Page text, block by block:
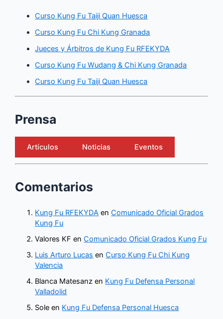
Curso Kung Fu Taiji Quan Huesca
Curso Kung Fu Chi Kung Granada
Jueces y Árbitros de Kung Fu RFEKYDA
Curso Kung Fu Wudang & Chi Kung Granada
Curso Kung Fu Taiji Quan Huesca
Prensa
Artículos Noticias Eventos
Comentarios
Kung Fu RFEKYDA enComunicado Oficial Grados
Kung Fu
Valores KF enComunicado Oficial Grados Kung Fu
Luis Arturo Lucas enCurso Kung Fu Chi Kung
Valencia
Blanca Matesanz en Kung Fu Defensa Personal
Valladolid
Sole en Kung Fu Defensa Personal Huesca